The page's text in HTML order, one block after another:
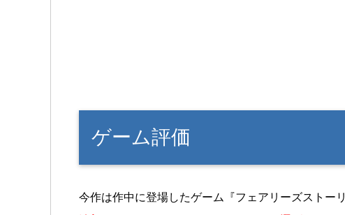
ゲーム評価
今作は作中に登場したゲーム『フェアリーズストー